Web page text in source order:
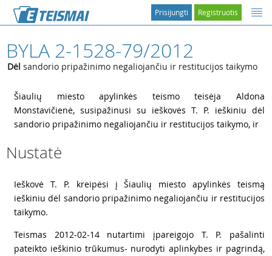
Registruotis
Prisijungti
BYLA 2-1528-79/2012
Dėl sandorio pripažinimo negaliojančiu ir restitucijos taikymo
Šiaulių miesto apylinkės teismo teisėja Aldona
Monstavičienė, susipažinusi su ieškovės T. P. ieškiniu dėl
sandorio pripažinimo negaliojančiu ir restitucijos taikymo, ir
Nustatė
Ieškovė T. P. kreipėsi į Šiaulių miesto apylinkės teismą
ieškiniu dėl sandorio pripažinimo negaliojančiu ir restitucijos
taikymo.
Teismas 2012-02-14 nutartimi įpareigojo T. P. pašalinti
pateikto ieškinio trūkumus- nurodyti aplinkybes ir pagrindą,